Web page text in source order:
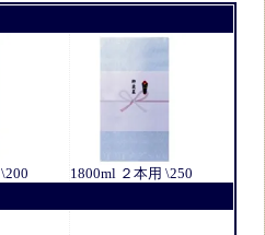
1800ml ２本用 \250